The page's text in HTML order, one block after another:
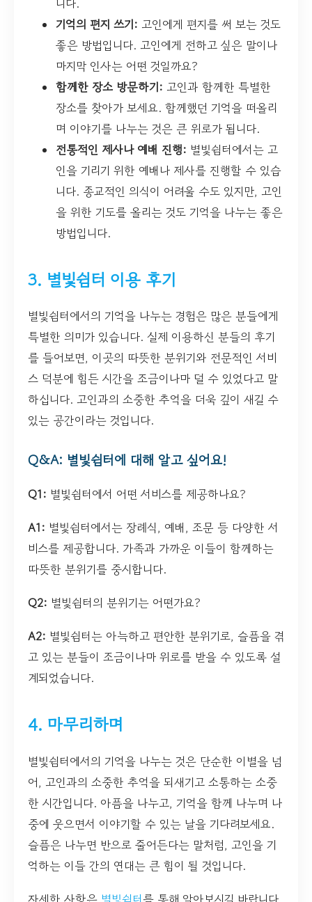
기억의 편지 쓰기: 고인에게 편지를 써 보는 것도
좋은 방법입니다. 고인에게 전하고 싶은 말이나
마지막 인사는 어떤 것일까요?
함께한 장소 방문하기: 고인과 함께한 특별한
장소를 찾아가 보세요. 함께했던 기억을 떠올리
며 이야기를 나누는 것은 큰 위로가 됩니다.
전통적인 제사나 예배 진행: 별빛쉼터에서는 고
인을 기리기 위한 예배나 제사를 진행할 수 있습
니다. 종교적인 의식이 어려울 수도 있지만, 고인
을 위한 기도를 올리는 것도 기억을 나누는 좋은
방법입니다.
3. 별빛쉼터 이용 후기
별빛쉼터에서의 기억을 나누는 경험은 많은 분들에게
특별한 의미가 있습니다. 실제 이용하신 분들의 후기
를 들어보면, 이곳의 따뜻한 분위기와 전문적인 서비
스 덕분에 힘든 시간을 조금이나마 덜 수 있었다고 말
하십니다. 고인과의 소중한 추억을 더욱 깊이 새길 수
있는 공간이라는 것입니다.
Q&A: 별빛쉼터에 대해 알고 싶어요!
Q1: 별빛쉼터에서 어떤 서비스를 제공하나요?
A1: 별빛쉼터에서는 장례식, 예배, 조문 등 다양한 서
비스를 제공합니다. 가족과 가까운 이들이 함께하는
따뜻한 분위기를 중시합니다.
Q2: 별빛쉼터의 분위기는 어떤가요?
A2: 별빛쉼터는 아늑하고 편안한 분위기로, 슬픔을 겪
고 있는 분들이 조금이나마 위로를 받을 수 있도록 설
계되었습니다.
4. 마무리하며
별빛쉼터에서의 기억을 나누는 것은 단순한 이별을 넘
어, 고인과의 소중한 추억을 되새기고 소통하는 소중
한 시간입니다. 아픔을 나누고, 기억을 함께 나누며 나
중에 웃으면서 이야기할 수 있는 날을 기다려보세요.
슬픔은 나누면 반으로 줄어든다는 말처럼, 고인을 기
억하는 이들 간의 연대는 큰 힘이 될 것입니다.